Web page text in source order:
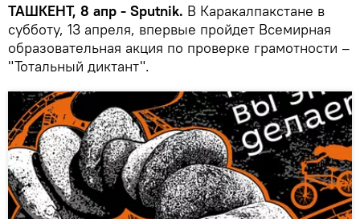
ТАШКЕНТ, 8 апр - Sputnik. В Каракалпакстане в
субботу, 13 апреля, впервые пройдет Всемирная
образовательная акция по проверке грамотности –
"Тотальный диктант".